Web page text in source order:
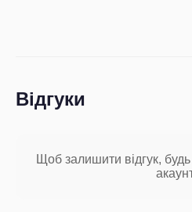
Відгуки
Щоб залишити відгук,